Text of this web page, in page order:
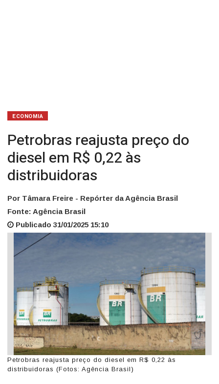
ECONOMIA
Petrobras reajusta preço do
diesel em R$ 0,22 às
distribuidoras
Por Tâmara Freire - Repórter da Agência Brasil
Fonte: Agência Brasil
Publicado 31/01/2025 15:10
Petrobras reajusta preço do diesel em R$ 0,22 às
distribuidoras (Fotos: Agência Brasil)